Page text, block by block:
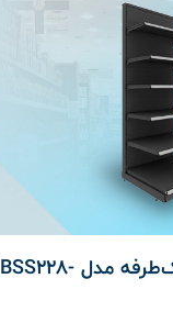
قفسه فروشگاهی یک‌طرفه مدل BSS228-